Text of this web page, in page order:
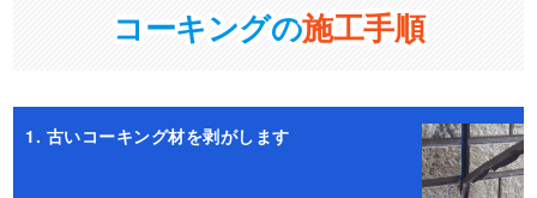
コーキングの施工手順
1. 古いコーキング材を剥がします